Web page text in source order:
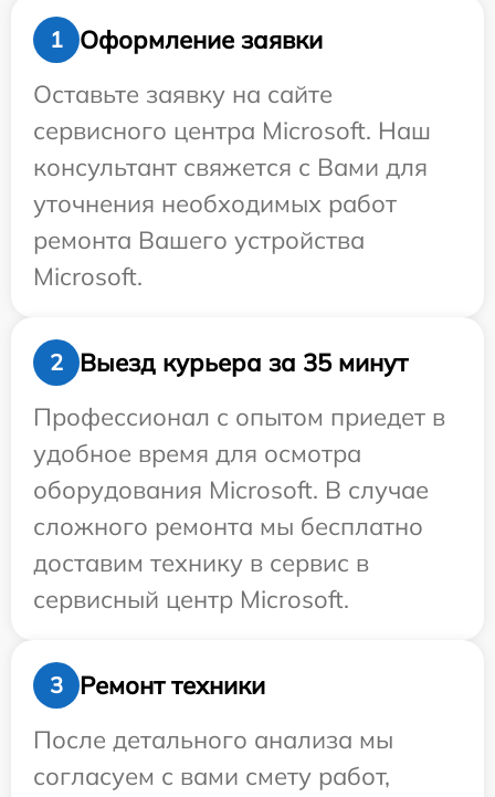
1
Оформление заявки
Оставьте заявку на сайте
сервисного центра Microsoft. Наш
консультант свяжется с Вами для
уточнения необходимых работ
ремонта Вашего устройства
Microsoft.
2
Выезд курьера за 35 минут
Профессионал с опытом приедет в
удобное время для осмотра
оборудования Microsoft. В случае
сложного ремонта мы бесплатно
доставим технику в сервис в
сервисный центр Microsoft.
3
Ремонт техники
После детального анализа мы
согласуем с вами смету работ,